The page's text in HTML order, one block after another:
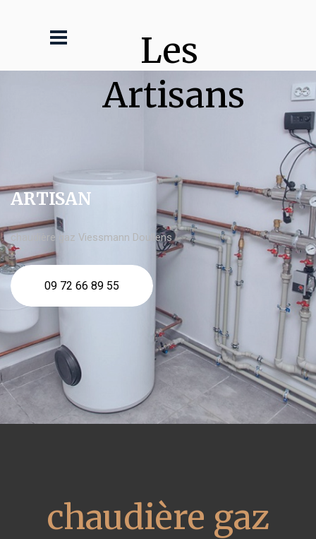
Les
Artisans
ARTISAN
chaudière gaz Viessmann Doullens
09 72 66 89 55
chaudière gaz